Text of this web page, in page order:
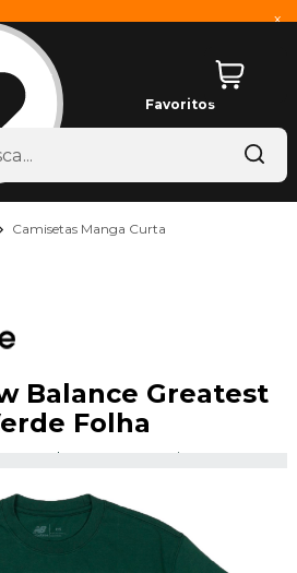
x
Favoritos
Camisetas Manga Curta
Balance Greatest
Folha